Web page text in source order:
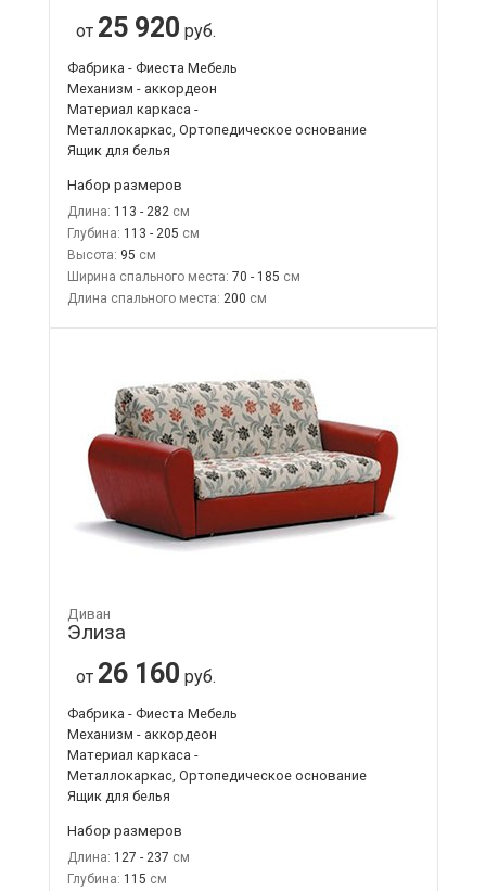
от 25 920 руб.
Фабрика - Фиеста Мебель
Механизм - аккордеон
Материал каркаса -
Металлокаркас, Ортопедическое основание
Ящик для белья
Набор размеров
Длина: 113 - 282
Глубина: 113 - 205
Высота: 95
Ширина спального места: 70 - 185
Длина спального места: 200
Диван
Элиза
от 26 160 руб.
Фабрика - Фиеста Мебель
Механизм - аккордеон
Материал каркаса -
Металлокаркас, Ортопедическое основание
Ящик для белья
Набор размеров
Длина: 127 - 237
Глубина: 115